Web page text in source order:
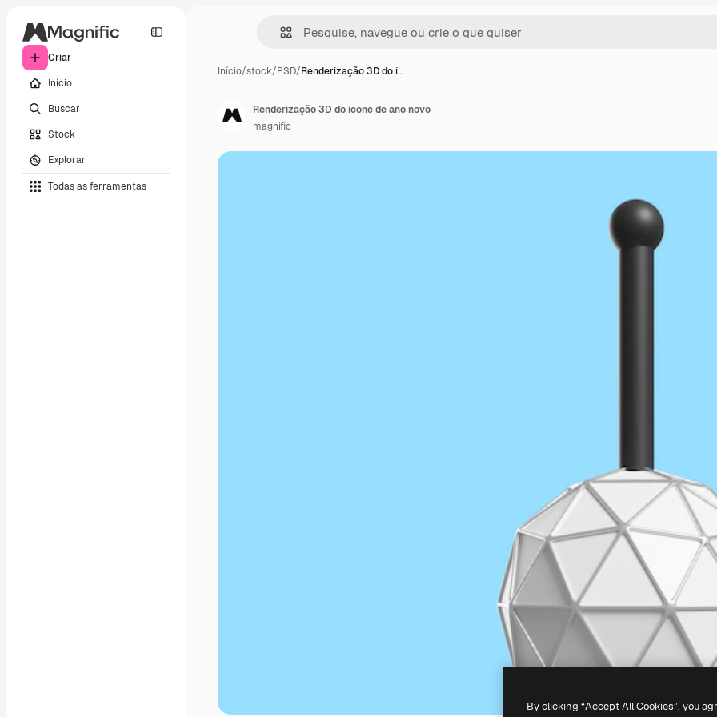
Criar
Início
Buscar
Stock
Explorar
Todas as ferramentas
Início/stock/PSD/Renderização 3D do í…
Renderização 3D do ícone de ano novo
magnific
By clicking “Accept All Cookies”, you